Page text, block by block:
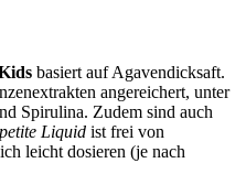
basiert auf Agavendicksaft.
angereichert, unter
Spirulina. Zudem sind auch
Liquid ist frei von
leicht dosieren (je nach